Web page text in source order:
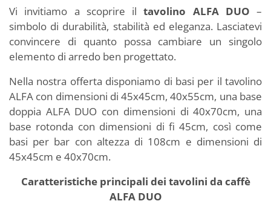
Vi invitiamo a scoprire iltavolino ALFA DUO –
simbolo di durabilità, stabilità ed eleganza. Lasciatevi
convincere di quanto possa cambiare un singolo
elemento di arredo ben progettato.
Nella nostra offerta disponiamo di basi per il tavolino
ALFA con dimensioni di 45x45cm, 40x55cm, una base
doppia ALFA DUO con dimensioni di 40x70cm, una
base rotonda con dimensioni di fi 45cm, così come
basi per bar con altezza di 108cm e dimensioni di
45x45cm e 40x70cm.
Caratteristiche principali dei tavolini da caffè
ALFA DUO